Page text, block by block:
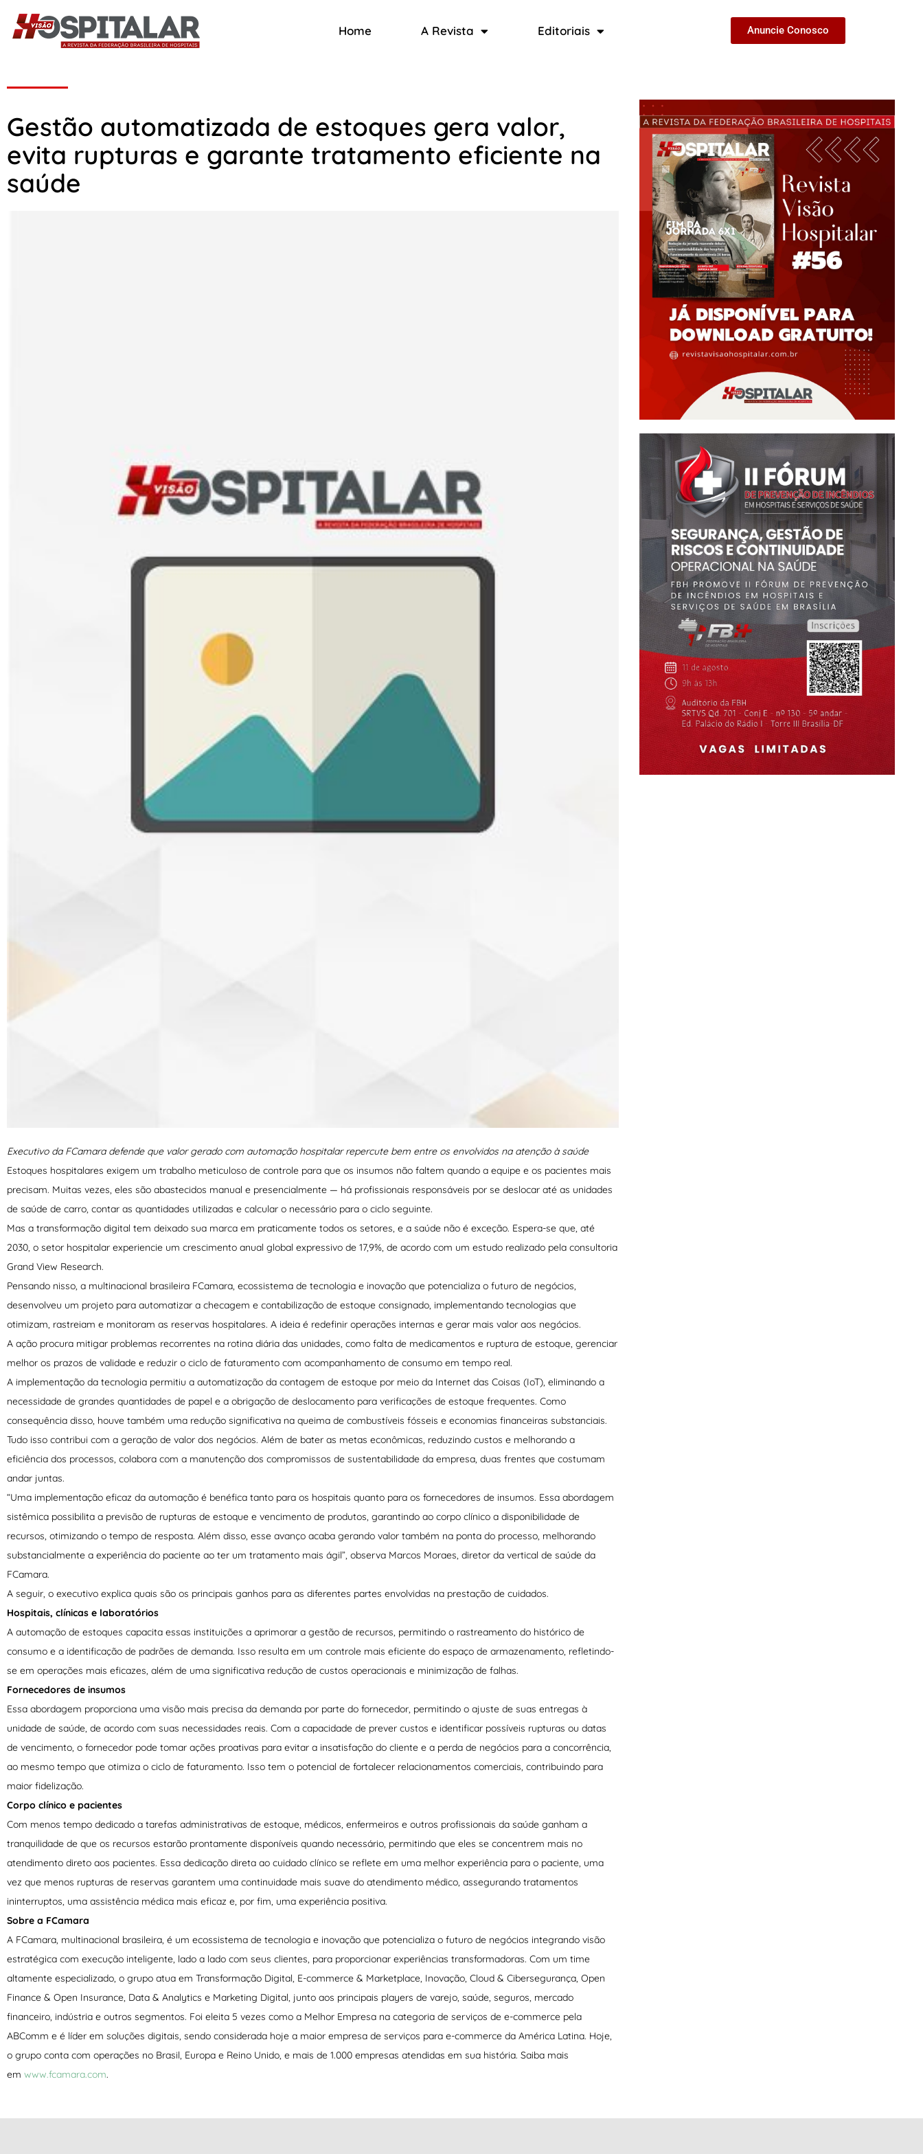
Home A Revista Editoriais Anuncie Conosco
Gestão automatizada de estoques gera valor,
evita rupturas e garante tratamento eficiente na
saúde
Executivo da FCamara defende que valor gerado com automação hospitalar repercute bem entre os envolvidos na atenção à saúde
Estoques hospitalares exigem um trabalho meticuloso de controle para que os insumos não faltem quando a equipe e os pacientes mais
precisam. Muitas vezes, eles são abastecidos manual e presencialmente — há profissionais responsáveis por se deslocar até as unidades
de saúde de carro, contar as quantidades utilizadas e calcular o necessário para o ciclo seguinte.
Mas a transformação digital tem deixado sua marca em praticamente todos os setores, e a saúde não é exceção. Espera-se que, até
2030, o setor hospitalar experiencie um crescimento anual global expressivo de 17,9%, de acordo com um estudo realizado pela consultoria
Grand View Research.
Pensando nisso, a multinacional brasileira FCamara, ecossistema de tecnologia e inovação que potencializa o futuro de negócios,
desenvolveu um projeto para automatizar a checagem e contabilização de estoque consignado, implementando tecnologias que
otimizam, rastreiam e monitoram as reservas hospitalares. A ideia é redefinir operações internas e gerar mais valor aos negócios.
A ação procura mitigar problemas recorrentes na rotina diária das unidades, como falta de medicamentos e ruptura de estoque, gerenciar
melhor os prazos de validade e reduzir o ciclo de faturamento com acompanhamento de consumo em tempo real.
A implementação da tecnologia permitiu a automatização da contagem de estoque por meio da Internet das Coisas (IoT), eliminando a
necessidade de grandes quantidades de papel e a obrigação de deslocamento para verificações de estoque frequentes. Como
consequência disso, houve também uma redução significativa na queima de combustíveis fósseis e economias financeiras substanciais.
Tudo isso contribui com a geração de valor dos negócios. Além de bater as metas econômicas, reduzindo custos e melhorando a
eficiência dos processos, colabora com a manutenção dos compromissos de sustentabilidade da empresa, duas frentes que costumam
andar juntas.
“Uma implementação eficaz da automação é benéfica tanto para os hospitais quanto para os fornecedores de insumos. Essa abordagem
sistêmica possibilita a previsão de rupturas de estoque e vencimento de produtos, garantindo ao corpo clínico a disponibilidade de
recursos, otimizando o tempo de resposta. Além disso, esse avanço acaba gerando valor também na ponta do processo, melhorando
substancialmente a experiência do paciente ao ter um tratamento mais ágil”, observa Marcos Moraes, diretor da vertical de saúde da
FCamara.
A seguir, o executivo explica quais são os principais ganhos para as diferentes partes envolvidas na prestação de cuidados.
Hospitais, clínicas e laboratórios
A automação de estoques capacita essas instituições a aprimorar a gestão de recursos, permitindo o rastreamento do histórico de
consumo e a identificação de padrões de demanda. Isso resulta em um controle mais eficiente do espaço de armazenamento, refletindo-
se em operações mais eficazes, além de uma significativa redução de custos operacionais e minimização de falhas.
Fornecedores de insumos
Essa abordagem proporciona uma visão mais precisa da demanda por parte do fornecedor, permitindo o ajuste de suas entregas à
unidade de saúde, de acordo com suas necessidades reais. Com a capacidade de prever custos e identificar possíveis rupturas ou datas
de vencimento, o fornecedor pode tomar ações proativas para evitar a insatisfação do cliente e a perda de negócios para a concorrência,
ao mesmo tempo que otimiza o ciclo de faturamento. Isso tem o potencial de fortalecer relacionamentos comerciais, contribuindo para
maior fidelização.
Corpo clínico e pacientes
Com menos tempo dedicado a tarefas administrativas de estoque, médicos, enfermeiros e outros profissionais da saúde ganham a
tranquilidade de que os recursos estarão prontamente disponíveis quando necessário, permitindo que eles se concentrem mais no
atendimento direto aos pacientes. Essa dedicação direta ao cuidado clínico se reflete em uma melhor experiência para o paciente, uma
vez que menos rupturas de reservas garantem uma continuidade mais suave do atendimento médico, assegurando tratamentos
ininterruptos, uma assistência médica mais eficaz e, por fim, uma experiência positiva.
Sobre a FCamara
A FCamara, multinacional brasileira, é um ecossistema de tecnologia e inovação que potencializa o futuro de negócios integrando visão
estratégica com execução inteligente, lado a lado com seus clientes, para proporcionar experiências transformadoras. Com um time
altamente especializado, o grupo atua em Transformação Digital, E-commerce & Marketplace, Inovação, Cloud & Cibersegurança, Open
Finance & Open Insurance, Data & Analytics e Marketing Digital, junto aos principais players de varejo, saúde, seguros, mercado
financeiro, indústria e outros segmentos. Foi eleita 5 vezes como a Melhor Empresa na categoria de serviços de e-commerce pela
ABComm e é líder em soluções digitais, sendo considerada hoje a maior empresa de serviços para e-commerce da América Latina. Hoje,
o grupo conta com operações no Brasil, Europa e Reino Unido, e mais de 1.000 empresas atendidas em sua história. Saiba mais
em www.fcamara.com.